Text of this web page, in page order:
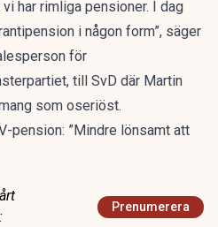
har rimliga pensioner. I dag
i någon form”, säger
för
till SvD där Martin
som oseriöst.
pension: ”Mindre lönsamt att
Prenumerera